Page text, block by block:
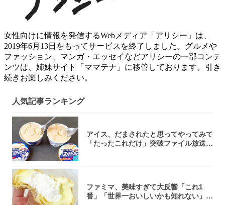
女性向けに情報を発信するWebメディア「アリシー」は、
2019年6月13日をもってサービスを終了しました。グルメや
ファッション、マンガ・エッセイなどアリシーの一部コンテ
ンツは、姉妹サイト「ママテナ」に移管しております。引き
続きお楽しみください。
人気記事ランキング
アイス、だまされたと思ってやってみて
「たったこれだけ」突破ファイル放送で
ファミマ、美味すぎて大反響「これ1
番」「世界一おいしいかも知れない」